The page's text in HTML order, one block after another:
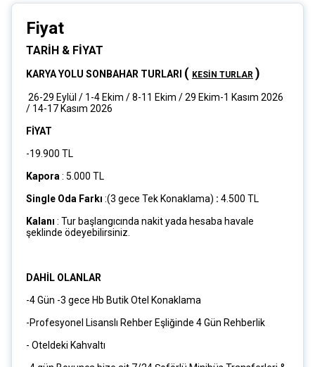
Fiyat
TARİH & FİYAT
KARYA YOLU SONBAHAR TURLARI ( KESİN TURLAR )
26-29 Eylül / 1-4 Ekim / 8-11 Ekim / 29 Ekim-1 Kasım 2026
/ 14-17 Kasım 2026
FİYAT
-19.900 TL
Kapora: 5.000 TL
Single Oda Farkı :(3 gece Tek Konaklama) : 4.500 TL
Kalanı : Tur başlangıcında nakit yada hesaba havale
şeklinde ödeyebilirsiniz.
DAHİL OLANLAR
-4 Gün -3 gece Hb Butik Otel Konaklama
-Profesyonel Lisanslı Rehber Eşliğinde 4 Gün Rehberlik
- Oteldeki Kahvaltı